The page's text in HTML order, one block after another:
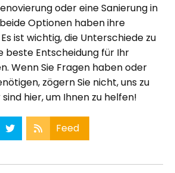
oder eine Sanierungin
Optionen haben ihre
ist wichtig, die Unterschiede zu
beste Entscheidung für Ihr
Wenn Sie Fragen haben oder
zögern Sie nicht, uns zu
hier, um Ihnen zu helfen!
Feed